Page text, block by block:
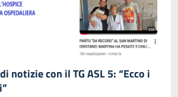
notizie con il TG ASL 5: “Ecco i